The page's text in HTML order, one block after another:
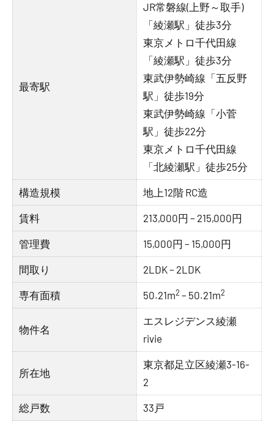
最寄駅
JR常磐線(上野～取手)
「綾瀬駅」徒歩3分
東京メトロ千代田線
「綾瀬駅」徒歩3分
東武伊勢崎線「五反野
駅」徒歩19分
東武伊勢崎線「小菅
駅」徒歩22分
東京メトロ千代田線
「北綾瀬駅」徒歩25分
構造規模 地上12階 RC造
賃料 213,000円 – 215,000円
管理費 15,000円 – 15,000円
間取り 2LDK – 2LDK
専有面積 50.21m2 – 50.21m2
物件名
エスレジデンス綾瀬
rivie
所在地
東京都足立区綾瀬3-16-
2
総戸数 33戸